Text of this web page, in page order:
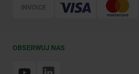
OBSERWUJ NAS